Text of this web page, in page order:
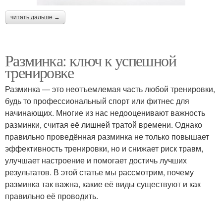
читать дальше →
Разминка: ключ к успешной
тренировке
Разминка — это неотъемлемая часть любой тренировки,
будь то профессиональный спорт или фитнес для
начинающих. Многие из нас недооценивают важность
разминки, считая её лишней тратой времени. Однако
правильно проведённая разминка не только повышает
эффективность тренировки, но и снижает риск травм,
улучшает настроение и помогает достичь лучших
результатов. В этой статье мы рассмотрим, почему
разминка так важна, какие её виды существуют и как
правильно её проводить.